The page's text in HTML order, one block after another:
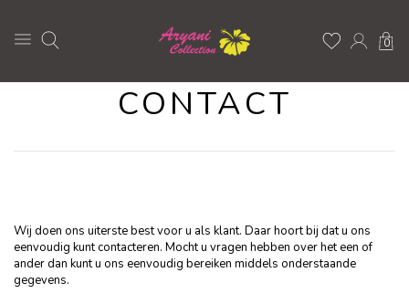
0
CONTACT
Wij doen ons uiterste best voor u als klant. Daar hoort bij dat u ons
eenvoudig kunt contacteren. Mocht u vragen hebben over het een of
ander dan kunt u ons eenvoudig bereiken middels onderstaande
gegevens.